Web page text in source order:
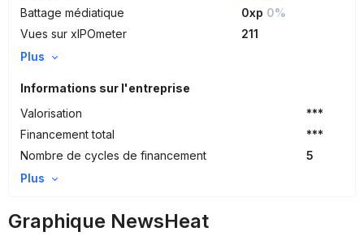
Battage médiatique
0xp 0%
Vues sur xIPOmeter
211
Plus
Informations sur l'entreprise
Valorisation
***
Financement total
***
Nombre de cycles de financement
5
Plus
Graphique NewsHeat